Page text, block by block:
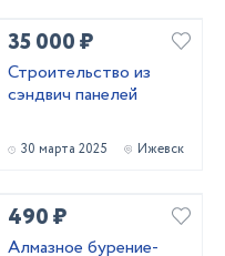
35 000 ₽
Строительство из
сэндвич панелей
30 марта 2025 Ижевск
490 ₽
Алмазное бурение-